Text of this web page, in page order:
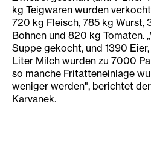
kg Teigwaren wurden
720 kg Fleisch, 785 kg Wurst,
Bohnen und 820 kg Tomaten.
Suppe gekocht, und 1390
Liter Milch wurden zu 7000
so manche Fritatteneinlage
weniger werden", berichtet
Karvanek.